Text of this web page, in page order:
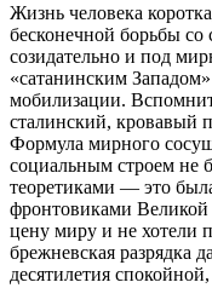
Жизнь человека
бесконечной борьбы
созидательно и под
«сатанинским
мобилизации.
сталинский, кровавый
Формула мирного
социальным строем не
теоретиками — это
фронтовиками Великой
цену миру и не хотели
брежневская разрядка
десятилетия